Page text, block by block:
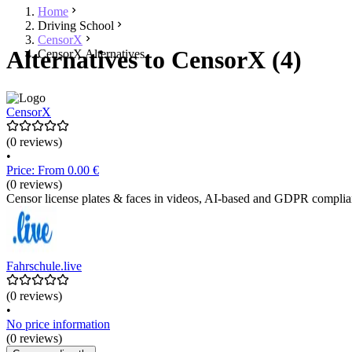
Home
Driving School
CensorX
CensorX Alternatives
Alternatives to CensorX (4)
CensorX
(0 reviews)
•
Price: From 0.00 €
(0 reviews)
Censor license plates & faces in videos, AI-based and GDPR
Fahrschule.live
(0 reviews)
•
No price information
(0 reviews)